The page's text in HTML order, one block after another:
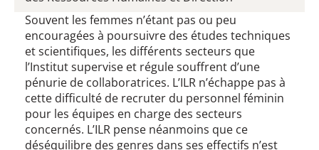
Souvent les femmes n’étant pas ou peu
encouragées à poursuivre des études techniques
et scientifiques, les différents secteurs que
l’Institut supervise et régule souffrent d’une
pénurie de collaboratrices. L’ILR n’échappe pas à
cette difficulté de recruter du personnel féminin
pour les équipes en charge des secteurs
concernés. L’ILR pense néanmoins que ce
déséquilibre des genres dans ses effectifs n’est